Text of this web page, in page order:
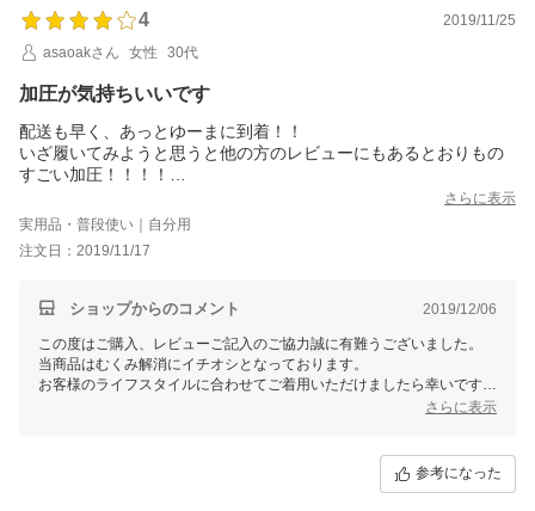
4
2019/11/25
asaoakさん
女性 30代
加圧が気持ちいいです
配送も早く、あっとゆーまに到着！！
いざ履いてみようと思うと他の方のレビューにもあるとおりもの
すごい加圧！！！！
履くのに15分かかった。とありましたが、本当にそんな感じで
す！
でも頑張って履いた後はキツくなく、着圧の強さが気持ちいい～
～！グググっと足の余分なお肉がお尻まで持ち上がってきます！
りますがいつかこのお肉が動いてくれるのでは？と期待させてく
そして長時間イスに座っていてもむくまず、足が楽でした～～い
つもぱムクムクなのに！
ただ履くのに力を入れすぎてしまい、おまたから太ももらへんに
さらに表示
実用品・普段使い｜自分用
注文日：2019/11/17
ショップからのコメント 2019/12/06
この度はご購入、レビューご記入のご協力誠に有難うございました。
当商品はむくみ解消にイチオシとなっております。
お客様のライフスタイルに合わせてご着用いただけましたら幸いです。
さらに表示
参考になった